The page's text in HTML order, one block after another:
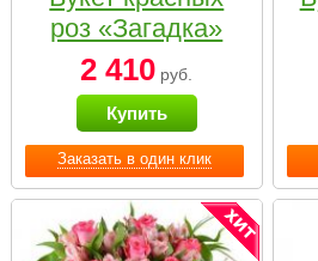
Заказать в один клик
роз «Загадка»
2 410 руб.
Купить